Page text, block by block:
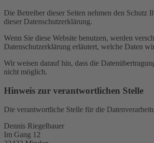
Die Betreiber dieser Seiten nehmen den Schutz
dieser Datenschutzerklärung.
Wenn Sie diese Website benutzen, werden
Datenschutzerklärung erläutert, welche Daten
Wir weisen darauf hin, dass die
nicht möglich.
Hinweis zur verantwortlichen Stelle
Die verantwortliche Stelle für die
Dennis Riegelbauer
Im Gang 12